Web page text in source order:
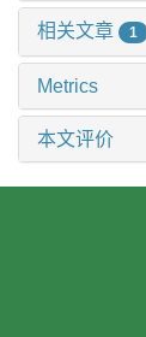
相关文章 1
Metrics
本文评价